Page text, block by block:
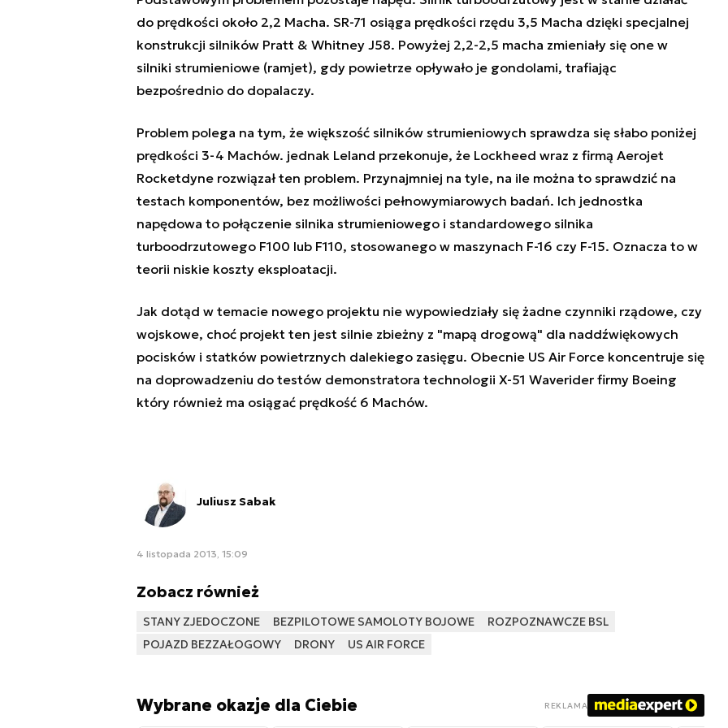
do prędkości około 2,2 Macha. SR-71 osiąga prędkości rzędu 3,5 Macha dzięki specjalnej
konstrukcji silników Pratt & Whitney J58. Powyżej 2,2-2,5 macha zmieniały się one w
silniki strumieniowe (ramjet), gdy powietrze opływało je gondolami, trafiając
bezpośrednio do dopalaczy.
Problem polega na tym, że większość silników strumieniowych sprawdza się słabo poniżej
prędkości 3-4 Machów. jednak Leland przekonuje, że Lockheed wraz z firmą Aerojet
Rocketdyne rozwiązał ten problem. Przynajmniej na tyle, na ile można to sprawdzić na
testach komponentów, bez możliwości pełnowymiarowych badań. Ich jednostka
napędowa to połączenie silnika strumieniowego i standardowego silnika
turboodrzutowego F100 lub F110, stosowanego w maszynach F-16 czy F-15. Oznacza to w
teorii niskie koszty eksploatacji.
Jak dotąd w temacie nowego projektu nie wypowiedziały się żadne czynniki rządowe, czy
wojskowe, choć projekt ten jest silnie zbieżny z "mapą drogową" dla naddźwiękowych
pocisków i statków powietrznych dalekiego zasięgu. Obecnie US Air Force koncentruje się
na doprowadzeniu do testów demonstratora technologii X-51 Waverider firmy Boeing
który również ma osiągać prędkość 6 Machów.
Juliusz Sabak
4 listopada 2013, 15:09
Zobacz również
STANY ZJEDOCZONE BEZPILOTOWE SAMOLOTY BOJOWE
ROZPOZNAWCZE BSL
POJAZD BEZZAŁOGOWY
DRONY US AIR FORCE
Wybrane okazje dla Ciebie REKLAMA